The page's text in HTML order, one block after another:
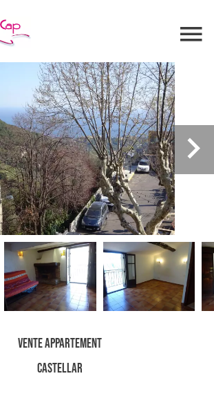
Vente Appartement
Castellar